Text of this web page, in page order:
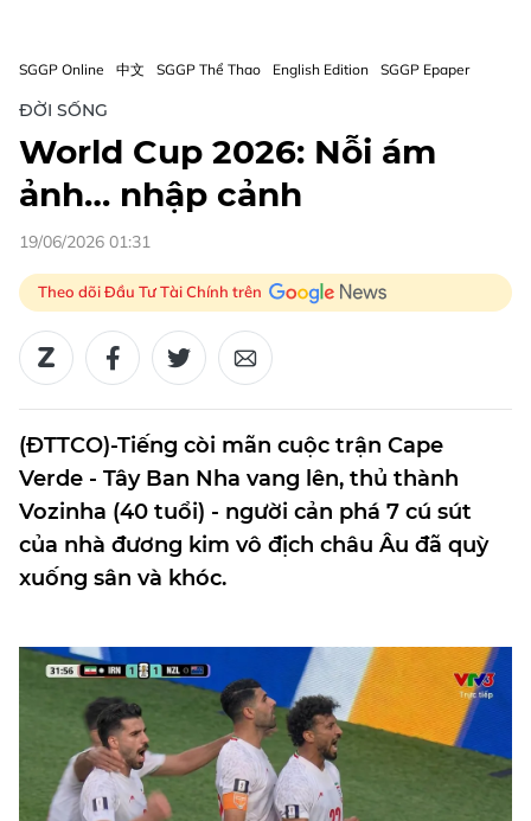
SGGP Online 中文 SGGP Thể Thao English Edition SGGP Epaper
ĐỜI SỐNG
World Cup 2026: Nỗi ám
ảnh… nhập cảnh
19/06/2026 01:31
Theo dõi Đầu Tư Tài Chính trên
(ĐTTCO)-Tiếng còi mãn cuộc trận Cape
Verde - Tây Ban Nha vang lên, thủ thành
Vozinha (40 tuổi) - người cản phá 7 cú sút
của nhà đương kim vô địch châu Âu đã quỳ
xuống sân và khóc.